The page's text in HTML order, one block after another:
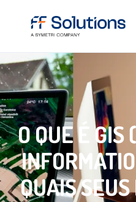
O QUE É GIS
QUAIS